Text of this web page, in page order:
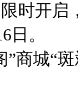
开启，
日。
城“斑